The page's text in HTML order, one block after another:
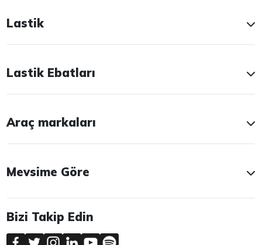
Lastik
Lastik Ebatları
Araç markaları
Mevsime Göre
Bizi Takip Edin